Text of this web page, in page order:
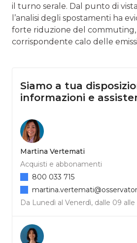
il turno serale. Dal punto di
l’analisi degli spostamenti ha
forte riduzione del commuting,
corrispondente calo delle
Siamo a tua
informazioni e
Martina Vertemati
Acquisti e abbonamenti
Da Lunedì al Venerdì, dalle 09 alle
800 033 715